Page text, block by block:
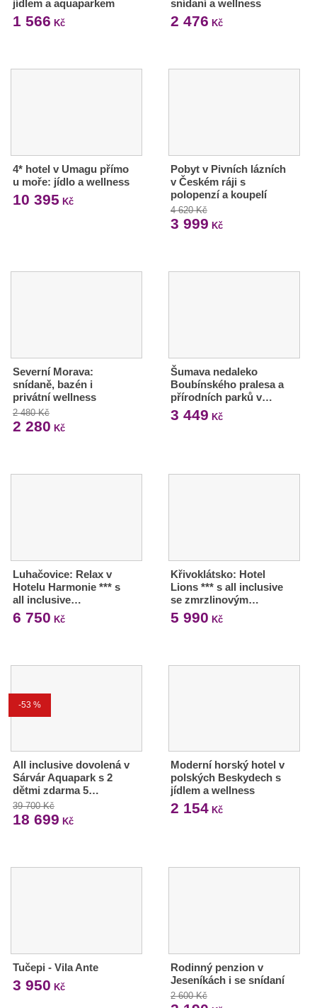
jídlem a aquaparkem
1 566 Kč
snídaní a wellness
2 476 Kč
4* hotel v Umagu přímo
u moře: jídlo a wellness
10 395 Kč
Pobyt v Pivních lázních
v Českém ráji s
polopenzí a koupelí
4 620 Kč
3 999 Kč
Severní Morava:
snídaně, bazén i
privátní wellness
2 480 Kč
2 280 Kč
Šumava nedaleko
Boubínského pralesa a
přírodních parků v…
3 449 Kč
Luhačovice: Relax v
Hotelu Harmonie *** s
all inclusive…
6 750 Kč
Křivoklátsko: Hotel
Lions *** s all inclusive
se zmrzlinovým…
5 990 Kč
-53 %
All inclusive dovolená v
Sárvár Aquapark s 2
dětmi zdarma 5…
39 700 Kč
18 699 Kč
Moderní horský hotel v
polských Beskydech s
jídlem a wellness
2 154Kč
Tučepi - Vila Ante
3 950 Kč
Rodinný penzion v
Jeseníkách i se snídaní
2 600 Kč